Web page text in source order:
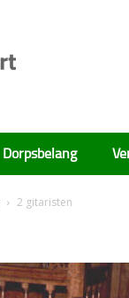
Dorpsbelang
2 gitaristen